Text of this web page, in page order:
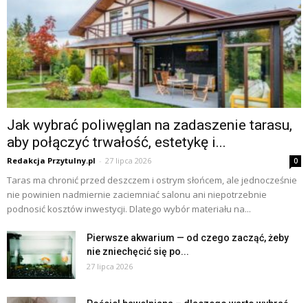
Jak wybrać poliwęglan na zadaszenie tarasu,
aby połączyć trwałość, estetykę i...
Redakcja Przytulny.pl - 27 lipca 2026 0
Taras ma chronić przed deszczem i ostrym słońcem, ale jednocześnie
nie powinien nadmiernie zaciemniać salonu ani niepotrzebnie
podnosić kosztów inwestycji. Dlatego wybór materiału na...
Pierwsze akwarium — od czego zacząć, żeby
nie zniechęcić się po...
27 lipca 2026